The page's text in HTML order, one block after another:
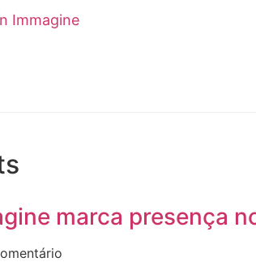
Immagine
marca presença